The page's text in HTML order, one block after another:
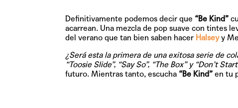
Definitivamente podemos decir que “Be Kind”
acarrean. Una mezcla de pop suave con tintes
del verano que tan bien saben hacer Halseyy
¿Será esta la primera de una exitosa serie de
“Toosie Slide”, “Say So”, “The Box” y “Don’t
futuro. Mientras tanto, escucha “Be Kind”en tu